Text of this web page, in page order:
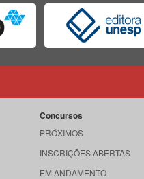
Concursos
PRÓXIMOS
INSCRIÇÕES ABERTAS
EM ANDAMENTO